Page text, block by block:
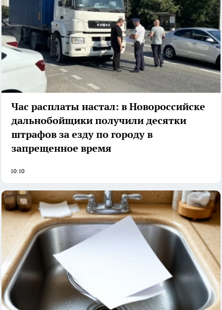
Час расплаты настал: в Новороссийске
дальнобойщики получили десятки
штрафов за езду по городу в
запрещенное время
10:10